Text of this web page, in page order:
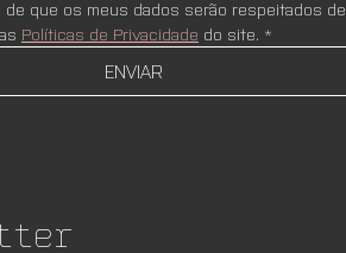
que os meus dados serão respeitados de
Políticas de Privacidade do site. *
ENVIAR